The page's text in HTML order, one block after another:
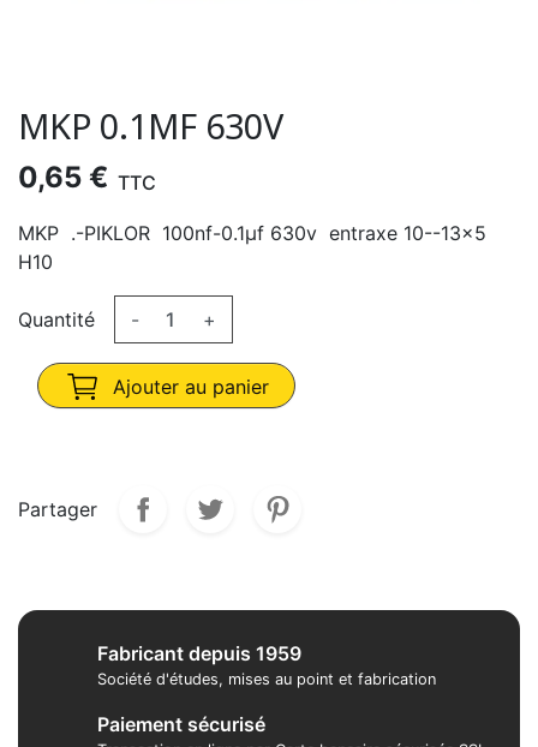
MKP 0.1ΜF 630V
0,65 € TTC
MKP .-PIKLOR 100nf-0.1µf 630v entraxe 10--13x5
H10
Quantité - +
Ajouter au panier
Partager
Fabricant depuis 1959
Société d'études, mises au point et fabrication
Paiement sécurisé